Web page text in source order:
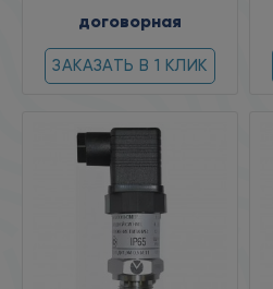
договорная
ЗАКАЗАТЬ В 1 КЛИК